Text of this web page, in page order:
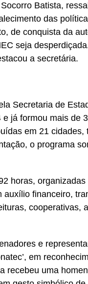
Batista,
das
de conquista da
seja
a secretária.
Secretaria de
já formou mais de
em 21
o programa
horas,
financeiro,
cooperativas,
e
em
recebeu uma